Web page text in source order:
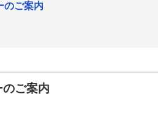
のご案内
ご案内